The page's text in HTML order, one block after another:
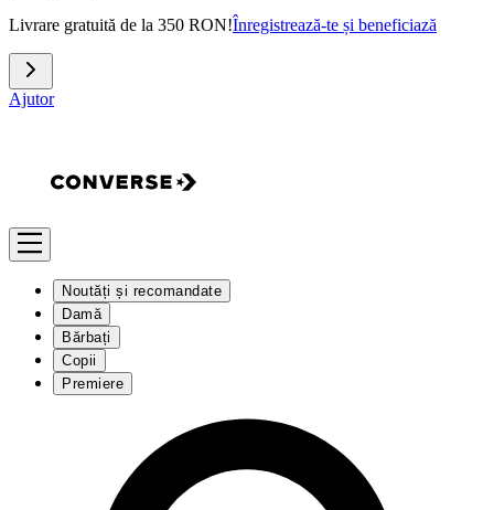
Livrare gratuită de la 350 RON!Înregistrează-te și beneficiază
Ajutor
Noutăți și recomandate
Damă
Bărbați
Copii
Premiere